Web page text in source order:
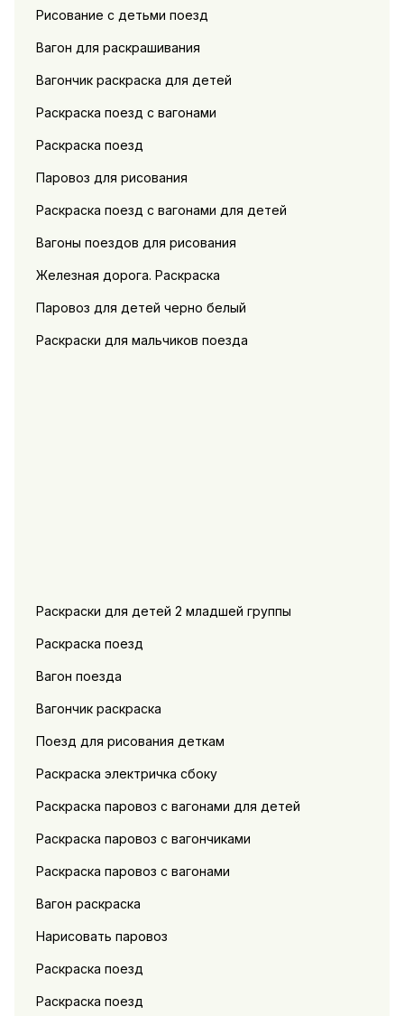
Рисование с детьми поезд
Вагон для раскрашивания
Вагончик раскраска для детей
Раскраска поезд с вагонами
Раскраска поезд
Паровоз для рисования
Раскраска поезд с вагонами для детей
Вагоны поездов для рисования
Железная дорога. Раскраска
Паровоз для детей черно белый
Раскраски для мальчиков поезда
Раскраски для детей 2 младшей группы
Раскраска поезд
Вагон поезда
Вагончик раскраска
Поезд для рисования деткам
Раскраска электричка сбоку
Раскраска паровоз с вагонами для детей
Раскраска паровоз с вагончиками
Раскраска паровоз с вагонами
Вагон раскраска
Нарисовать паровоз
Раскраска поезд
Раскраска поезд